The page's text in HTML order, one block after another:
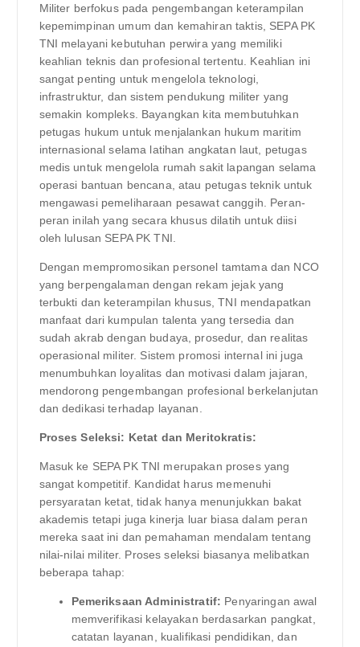
Militer berfokus pada pengembangan keterampilan
kepemimpinan umum dan kemahiran taktis, SEPA PK
TNI melayani kebutuhan perwira yang memiliki
keahlian teknis dan profesional tertentu. Keahlian ini
sangat penting untuk mengelola teknologi,
infrastruktur, dan sistem pendukung militer yang
semakin kompleks. Bayangkan kita membutuhkan
petugas hukum untuk menjalankan hukum maritim
internasional selama latihan angkatan laut, petugas
medis untuk mengelola rumah sakit lapangan selama
operasi bantuan bencana, atau petugas teknik untuk
mengawasi pemeliharaan pesawat canggih. Peran-
peran inilah yang secara khusus dilatih untuk diisi
oleh lulusan SEPA PK TNI.
Dengan mempromosikan personel tamtama dan NCO
yang berpengalaman dengan rekam jejak yang
terbukti dan keterampilan khusus, TNI mendapatkan
manfaat dari kumpulan talenta yang tersedia dan
sudah akrab dengan budaya, prosedur, dan realitas
operasional militer. Sistem promosi internal ini juga
menumbuhkan loyalitas dan motivasi dalam jajaran,
mendorong pengembangan profesional berkelanjutan
dan dedikasi terhadap layanan.
Proses Seleksi: Ketat dan Meritokratis:
Masuk ke SEPA PK TNI merupakan proses yang
sangat kompetitif. Kandidat harus memenuhi
persyaratan ketat, tidak hanya menunjukkan bakat
akademis tetapi juga kinerja luar biasa dalam peran
mereka saat ini dan pemahaman mendalam tentang
nilai-nilai militer. Proses seleksi biasanya melibatkan
beberapa tahap:
Pemeriksaan Administratif: Penyaringan awal
memverifikasi kelayakan berdasarkan pangkat,
catatan layanan, kualifikasi pendidikan, dan